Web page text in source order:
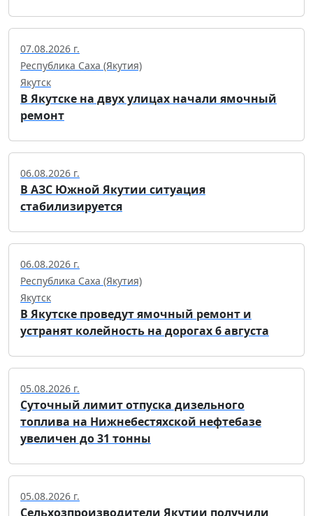
07.08.2026 г.
Республика Саха (Якутия)
Якутск
В Якутске на двух улицах начали ямочный
ремонт
06.08.2026 г.
В АЗС Южной Якутии ситуация
стабилизируется
06.08.2026 г.
Республика Саха (Якутия)
Якутск
В Якутске проведут ямочный ремонт и
устранят колейность на дорогах 6 августа
05.08.2026 г.
Суточный лимит отпуска дизельного
топлива на Нижнебестяхской нефтебазе
увеличен до 31 тонны
05.08.2026 г.
Сельхозпроизводители Якутии получили